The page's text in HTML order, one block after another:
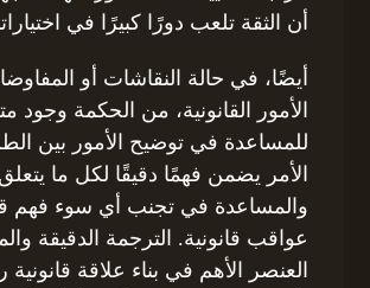
أن الثقة تلعب دورًا كبيرًا في
أيضًا، في حالة النقاشات أو
الأمور القانونية، من الحكمة وجود
للمساعدة في توضيح الأمور بين
الأمر يضمن فهمًا دقيقًا لكل ما يتعلق
والمساعدة في تجنب أي سوء فهم
عواقب قانونية. الترجمة الدقيقة
العنصر الأهم في بناء علاقة